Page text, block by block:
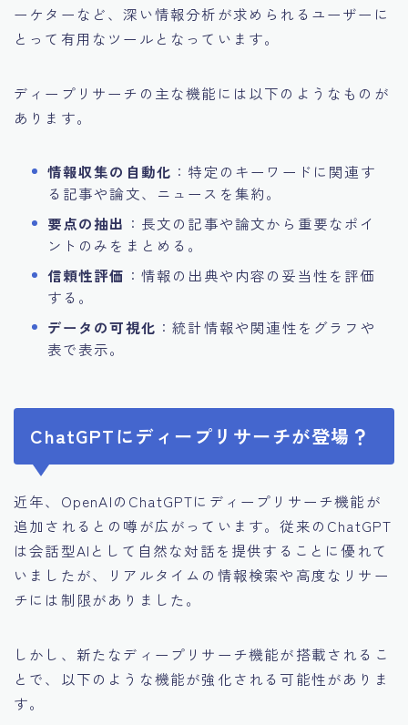
ーケターなど、深い情報分析が求められるユーザーに
とって有用なツールとなっています。
ディープリサーチの主な機能には以下のようなものが
あります。
情報収集の自動化 ：特定のキーワードに関連す
る記事や論文、ニュースを集約。
要点の抽出 ：長文の記事や論文から重要なポイ
ントのみをまとめる。
信頼性評価 ：情報の出典や内容の妥当性を評価
する。
データの可視化 ：統計情報や関連性をグラフや
表で表示。
ChatGPTにディープリサーチが登場？
近年、OpenAIのChatGPTにディープリサーチ機能が
追加されるとの噂が広がっています。従来のChatGPT
は会話型AIとして自然な対話を提供することに優れて
いましたが、リアルタイムの情報検索や高度なリサー
チには制限がありました。
しかし、新たなディープリサーチ機能が搭載されるこ
とで、以下のような機能が強化される可能性がありま
す。